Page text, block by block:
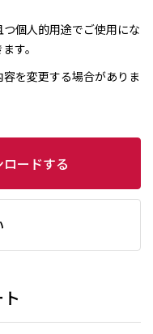
個人的用途でご使用にな
す。
を変更する場合がありま
ードする